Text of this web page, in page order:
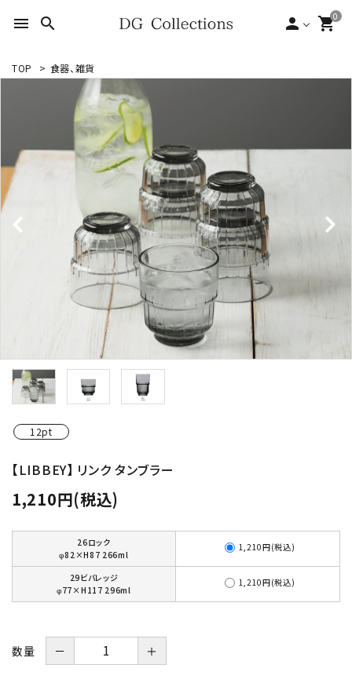
menu search person 0
shopping_cart
search
ACCOUNT MENU
ようこそ ゲスト 様
person 新規会員登録
形状から探す
シーンから探す
テイストから探す
ブランドから探す
価格から探す
ご利用ガイド
プライバシーポリシー
特定商取引法について
お問い合わせ
TOP > 食器、雑貨
12pt
【LIBBEY】 リンク タンブラー
1,210円(税込)
26ロック
φ82×H87 266ml
1,210円(税込)
29ビバレッジ
φ77×H117 296ml
1,210円(税込)
数量 － ＋